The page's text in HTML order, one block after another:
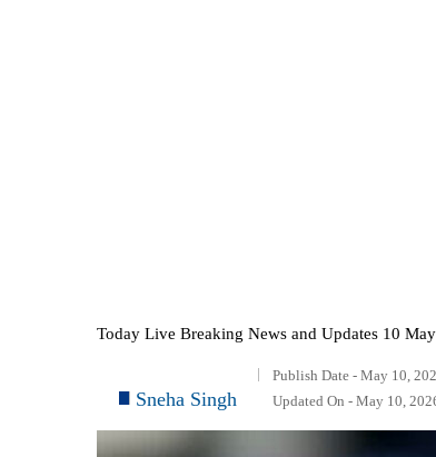
Today Live Breaking News and Updates 10
Sneha Singh
Publish Date - May 10,
Updated On - May 10,